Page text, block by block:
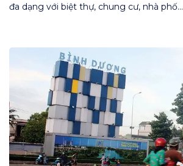
đa dạng với biệt thự, chung cư, nhà phố…